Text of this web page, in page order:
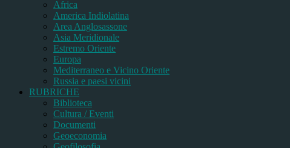
Africa
America Indiolatina
Area Anglosassone
Asia Meridionale
Estremo Oriente
Europa
Mediterraneo e Vicino Oriente
Russia e paesi vicini
RUBRICHE
Biblioteca
Cultura / Eventi
Documenti
Geoeconomia